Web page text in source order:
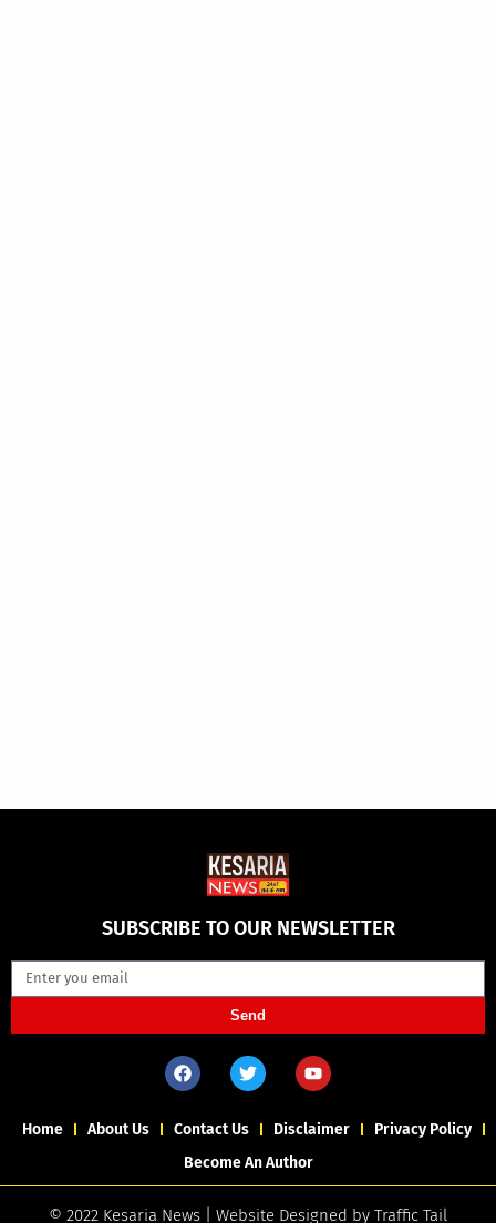
SUBSCRIBE TO OUR NEWSLETTER
Send
Home About Us Contact Us Disclaimer
Privacy Policy
Become An Author
© 2022 Kesaria News | Website Designed by Traffic Tail